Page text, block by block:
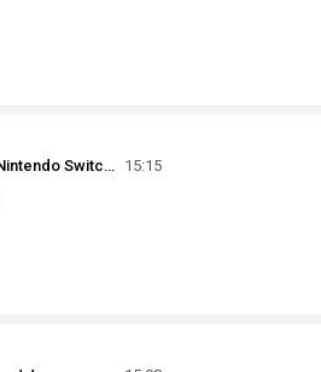
Cyberpunk 2077 на Nintendo Switch. День 36. ФИНАЛ 15:15